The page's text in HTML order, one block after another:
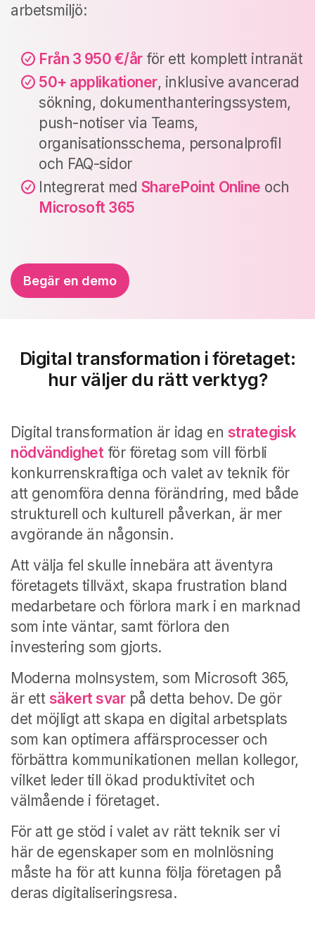
arbetsmiljö:
Från 3 950 €/år för ett komplett intranät
50+ applikationer, inklusive avancerad
sökning, dokumenthanteringssystem,
push-notiser via Teams,
organisationsschema, personalprofil
och FAQ-sidor
Integrerat med SharePoint Online och
Microsoft 365
Begär en demo
Digital transformation i företaget:
hur väljer du rätt verktyg?
Digital transformation är idag en strategisk
nödvändighet för företag som vill förbli
konkurrenskraftiga och valet av teknik för
att genomföra denna förändring, med både
strukturell och kulturell påverkan, är mer
avgörande än någonsin.
Att välja fel skulle innebära att äventyra
företagets tillväxt, skapa frustration bland
medarbetare och förlora mark i en marknad
som inte väntar, samt förlora den
investering som gjorts.
Moderna molnsystem, som Microsoft 365,
är ett säkert svarpå detta behov. De gör
det möjligt att skapa en digital arbetsplats
som kan optimera affärsprocesser och
förbättra kommunikationen mellan kollegor,
vilket leder till ökad produktivitet och
välmående i företaget.
För att ge stöd i valet av rätt teknik ser vi
här de egenskaper som en molnlösning
måste ha för att kunna följa företagen på
deras digitaliseringsresa.